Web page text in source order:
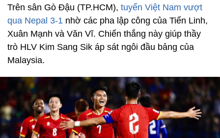
Trên sân Gò Đậu (TP.HCM), tuyển Việt Nam vượt
qua Nepal 3-1 nhờ các pha lập công của Tiến Linh,
Xuân Mạnh và Văn Vĩ. Chiến thắng này giúp thầy
trò HLV Kim Sang Sik áp sát ngôi đầu bảng của
Malaysia.